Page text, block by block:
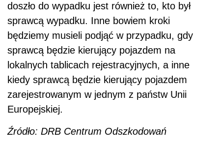
doszło do wypadku jest również to, kto był
sprawcą wypadku. Inne bowiem kroki
będziemy musieli podjąć w przypadku, gdy
sprawcą będzie kierujący pojazdem na
lokalnych tablicach rejestracyjnych, a inne
kiedy sprawcą będzie kierujący pojazdem
zarejestrowanym w jednym z państw Unii
Europejskiej.
Źródło: DRB Centrum Odszkodowań